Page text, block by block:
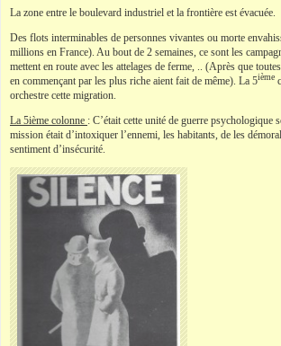
La zone entre le boulevard industriel et la frontière est évacuée.
Des flots interminables de personnes vivantes ou morte
millions en France). Au bout de 2 semaines, ce sont les
mettent en route avec les attelages de ferme, .. (Après que
en commençant par les plus riche aient fait de même). La 5ième
orchestre cette migration.
La 5ième colonne : C’était cette unité de guerre psychologique
mission était d’intoxiquer l’ennemi, les habitants, de les
sentiment d’insécurité.